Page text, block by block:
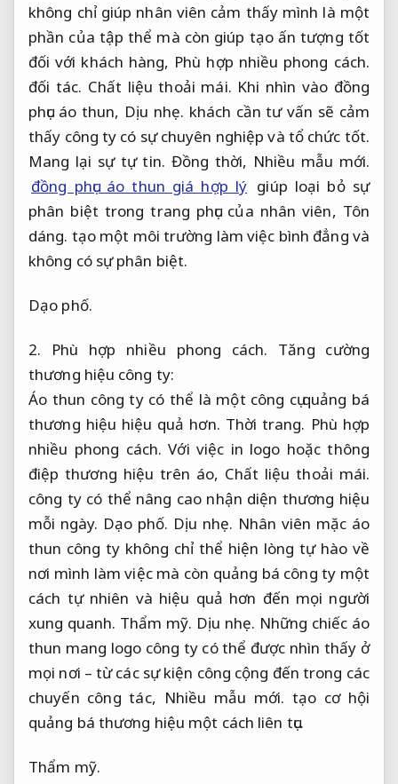
không chỉ giúp nhân viên cảm thấy mình là một
phần của tập thể mà còn giúp tạo ấn tượng tốt
đối với khách hàng, Phù hợp nhiều phong cách.
đối tác. Chất liệu thoải mái. Khi nhìn vào đồng
phục áo thun, Dịu nhẹ. khách cần tư vấn sẽ cảm
thấy công ty có sự chuyên nghiệp và tổ chức tốt.
Mang lại sự tự tin. Đồng thời, Nhiều mẫu mới.
đồng phục áo thun giá hợp lý giúp loại bỏ sự
phân biệt trong trang phục của nhân viên, Tôn
dáng. tạo một môi trường làm việc bình đẳng và
không có sự phân biệt.
Dạo phố.
2. Phù hợp nhiều phong cách. Tăng cường
thương hiệu công ty:
Áo thun công ty có thể là một công cụ quảng bá
thương hiệu hiệu quả hơn. Thời trang. Phù hợp
nhiều phong cách. Với việc in logo hoặc thông
điệp thương hiệu trên áo, Chất liệu thoải mái.
công ty có thể nâng cao nhận diện thương hiệu
mỗi ngày. Dạo phố. Dịu nhẹ. Nhân viên mặc áo
thun công ty không chỉ thể hiện lòng tự hào về
nơi mình làm việc mà còn quảng bá công ty một
cách tự nhiên và hiệu quả hơn đến mọi người
xung quanh. Thẩm mỹ. Dịu nhẹ. Những chiếc áo
thun mang logo công ty có thể được nhìn thấy ở
mọi nơi – từ các sự kiện công cộng đến trong các
chuyến công tác, Nhiều mẫu mới. tạo cơ hội
quảng bá thương hiệu một cách liên tục.
Thẩm mỹ.